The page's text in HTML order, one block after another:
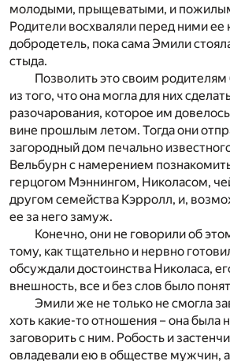
молодыми, прыщеватыми, и
Родители восхваляли перед ними ее
добродетель, пока сама Эмили
стыда.
Позволить это своим
из того, что она могла для них
разочарования, которое им
вине прошлым летом. Тогда они
загородный дом печально
Вельбурн с намерением
герцогом Мэннингом, Николасом,
другом семейства Кэрролл, и,
ее за него замуж.
Конечно, они не говорили об
тому, как тщательно и нервно
обсуждали достоинства Николаса,
внешность, все и без слов было
Эмили же не только не смогла
хоть какие-то отношения – она была
заговорить с ним. Робость и
овладевали ею в обществе мужчин,